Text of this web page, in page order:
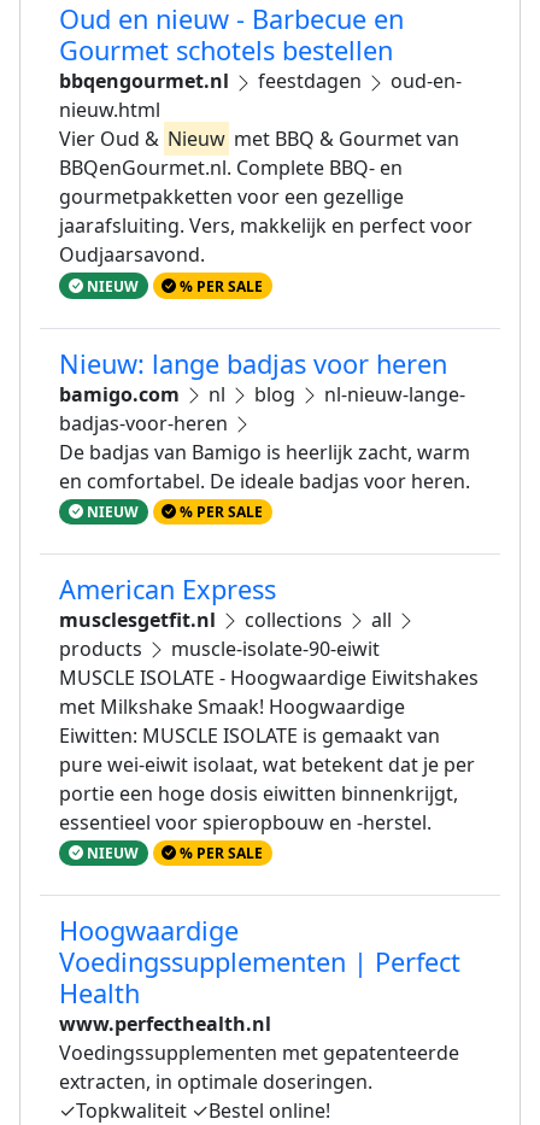
Oud en nieuw - Barbecue en
Gourmet schotels bestellen
bbqengourmet.nl feestdagen
oud-en-
nieuw.html
Vier Oud & Nieuw met BBQ & Gourmet van
BBQenGourmet.nl. Complete BBQ- en
gourmetpakketten voor een gezellige
jaarafsluiting. Vers, makkelijk en perfect voor
Oudjaarsavond.
NIEUW % PER SALE
Nieuw: lange badjas voor heren
bamigo.com nl blog
nl-nieuw-lange-
badjas-voor-heren
De badjas van Bamigo is heerlijk zacht, warm
en comfortabel. De ideale badjas voor heren.
NIEUW % PER SALE
American Express
musclesgetfit.nl collections
all
products
muscle-isolate-90-eiwit
MUSCLE ISOLATE - Hoogwaardige Eiwitshakes
met Milkshake Smaak! Hoogwaardige
Eiwitten: MUSCLE ISOLATE is gemaakt van
pure wei-eiwit isolaat, wat betekent dat je per
portie een hoge dosis eiwitten binnenkrijgt,
essentieel voor spieropbouw en -herstel.
NIEUW % PER SALE
Hoogwaardige
Voedingssupplementen | Perfect
Health
www.perfecthealth.nl
Voedingssupplementen met gepatenteerde
extracten, in optimale doseringen.
✓Topkwaliteit ✓Bestel online!